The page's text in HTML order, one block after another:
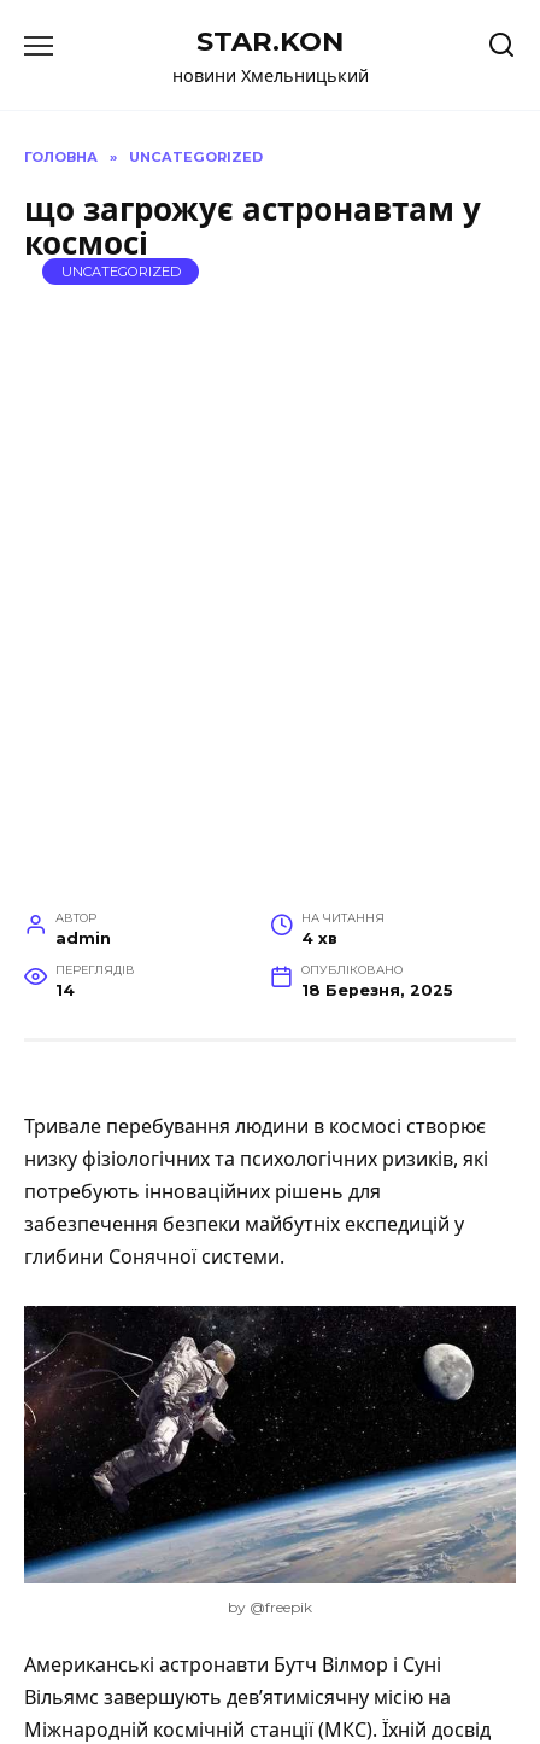
до
STAR.KON
новини Хмельницький
ГОЛОВНА » UNCATEGORIZED
що загрожує астронавтам у
космосі
UNCATEGORIZED
АВТОР
admin
НА ЧИТАННЯ
4 хв
ПЕРЕГЛЯДІВ
14
ОПУБЛІКОВАНО
18 Березня, 2025
Тривале перебування людини в космосі створює
низку фізіологічних та психологічних ризиків, які
потребують інноваційних рішень для
забезпечення безпеки майбутніх експедицій у
глибини Сонячної системи.
by @freepik
Американські астронавти Бутч Вілмор і Суні
Вільямс завершують дев’ятимісячну місію на
Міжнародній космічній станції (МКС). Їхній досвід